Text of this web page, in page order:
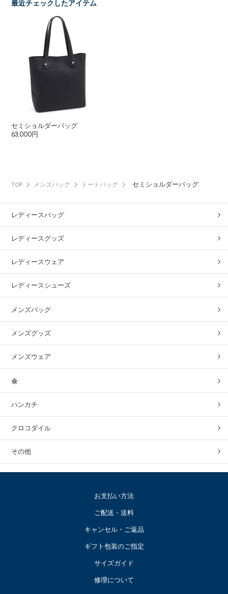
最近チェックしたアイテム
セミショルダーバッグ
63,000円
TOP メンズバッグ トートバッグ セミショルダーバッグ
レディースバッグ
レディースグッズ
レディースウェア
レディースシューズ
メンズバッグ
メンズグッズ
メンズウェア
傘
ハンカチ
クロコダイル
その他
お支払い方法
ご配送・送料
キャンセル・ご返品
ギフト包装のご指定
サイズガイド
修理について